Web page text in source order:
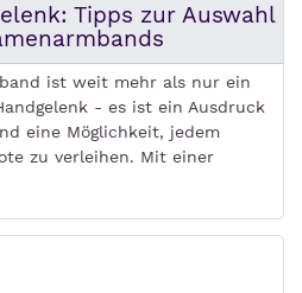
Tipps zur Auswahl
ist weit mehr als nur ein
- es ist ein Ausdruck
eine Möglichkeit, jedem
zu verleihen. Mit einer